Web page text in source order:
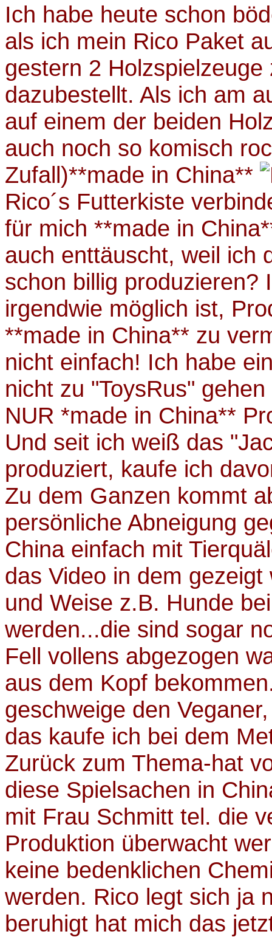
Ich habe heute schon
als ich mein Rico Paket
gestern 2
dazubestellt. Als ich am
auf einem der beiden
auch noch so komisch
Zufall)**made in China**
Rico´s Futterkiste
für mich **made in
auch enttäuscht, weil ich
schon billig produzieren?
irgendwie möglich ist,
**made in China** zu
nicht einfach! Ich habe
nicht zu "ToysRus"
NUR *made in China**
Und seit ich weiß das
produziert, kaufe ich
Zu dem Ganzen kommt
persönliche Abneigung
China einfach mit
das Video in dem
und Weise z.B. Hunde
werden...die sind sogar
Fell vollens abgezogen
aus dem Kopf
geschweige den
das kaufe ich bei dem
Zurück zum Thema-hat
diese Spielsachen in
mit Frau Schmitt tel. die
Produktion überwacht
keine bedenklichen
werden. Rico legt sich ja
beruhigt hat mich das